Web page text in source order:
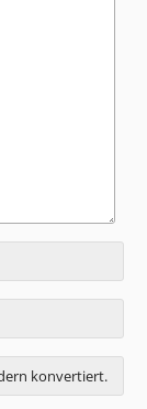
konvertiert.